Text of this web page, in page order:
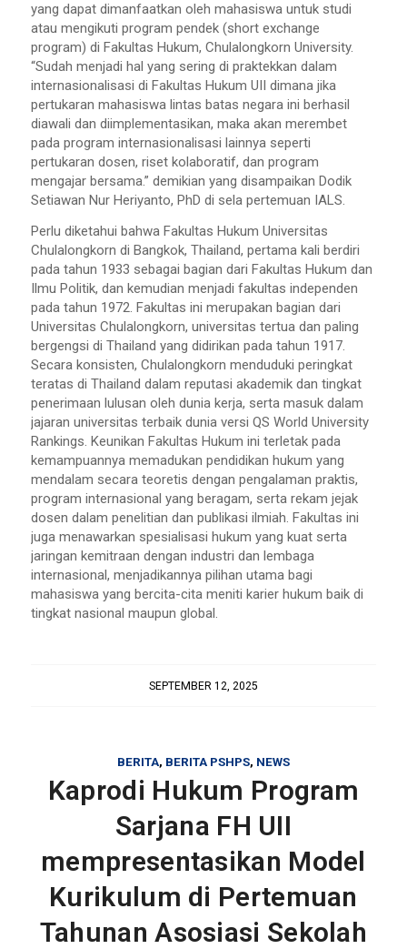
yang dapat dimanfaatkan oleh mahasiswa untuk studi
atau mengikuti program pendek (short exchange
program) di Fakultas Hukum, Chulalongkorn University.
“Sudah menjadi hal yang sering di praktekkan dalam
internasionalisasi di Fakultas Hukum UII dimana jika
pertukaran mahasiswa lintas batas negara ini berhasil
diawali dan diimplementasikan, maka akan merembet
pada program internasionalisasi lainnya seperti
pertukaran dosen, riset kolaboratif, dan program
mengajar bersama.” demikian yang disampaikan Dodik
Setiawan Nur Heriyanto, PhD di sela pertemuan IALS.
Perlu diketahui bahwa Fakultas Hukum Universitas
Chulalongkorn di Bangkok, Thailand, pertama kali berdiri
pada tahun 1933 sebagai bagian dari Fakultas Hukum dan
Ilmu Politik, dan kemudian menjadi fakultas independen
pada tahun 1972. Fakultas ini merupakan bagian dari
Universitas Chulalongkorn, universitas tertua dan paling
bergengsi di Thailand yang didirikan pada tahun 1917.
Secara konsisten, Chulalongkorn menduduki peringkat
teratas di Thailand dalam reputasi akademik dan tingkat
penerimaan lulusan oleh dunia kerja, serta masuk dalam
jajaran universitas terbaik dunia versi QS World University
Rankings. Keunikan Fakultas Hukum ini terletak pada
kemampuannya memadukan pendidikan hukum yang
mendalam secara teoretis dengan pengalaman praktis,
program internasional yang beragam, serta rekam jejak
dosen dalam penelitian dan publikasi ilmiah. Fakultas ini
juga menawarkan spesialisasi hukum yang kuat serta
jaringan kemitraan dengan industri dan lembaga
internasional, menjadikannya pilihan utama bagi
mahasiswa yang bercita-cita meniti karier hukum baik di
tingkat nasional maupun global.
SEPTEMBER 12, 2025
BERITA, BERITA PSHPS, NEWS
Kaprodi Hukum Program
Sarjana FH UII
mempresentasikan Model
Kurikulum di Pertemuan
Tahunan Asosiasi Sekolah